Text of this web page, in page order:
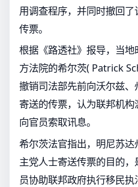
用调查程序，并同时撤回
传票。
根据《路透社》报导，当
方法院的希尔茨( Patrick
撤销司法部先前向沃尔兹
寄送的传票，认为联邦机
向官员索取讯息。
希尔茨法官指出，明尼苏
主党人士寄送传票的目的
员协助联邦政府执行移民